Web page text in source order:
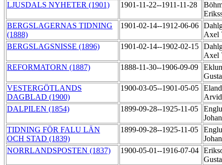
LJUSDALS NYHETER (1901)
1901-11-22--1911-11-28
BERGSLAGERNAS TIDNING
(1888)
1901-02-14--1912-06-06
Axel
BERGSLAGSNISSE (1896)
1901-02-14--1902-02-15
Axel
REFORMATORN (1887)
1888-11-30--1906-09-09
VESTERGÖTLANDS
DAGBLAD (1900)
1900-03-05--1901-05-05
DALPILEN (1854)
1899-09-28--1925-11-05
TIDNING FÖR FALU LÄN
OCH STAD (1839)
1899-09-28--1925-11-05
NORRLANDSPOSTEN (1837)
1900-05-01--1916-07-04